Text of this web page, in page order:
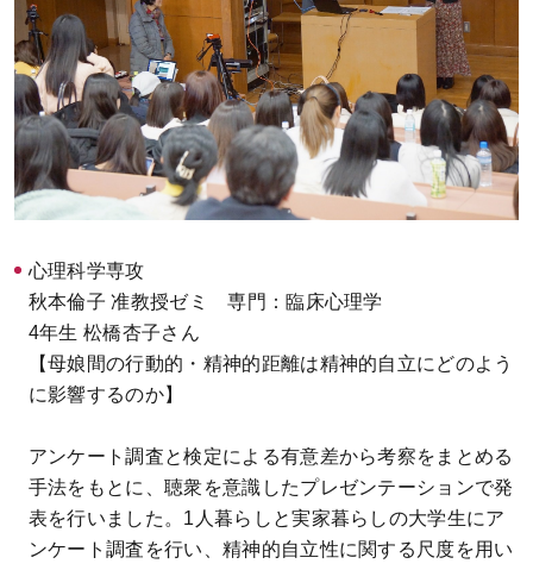
心理科学専攻
秋本倫子 准教授ゼミ 専門：臨床心理学
4年生 松橋杏子さん
【母娘間の行動的・精神的距離は精神的自立にどのよう
に影響するのか】
アンケート調査と検定による有意差から考察をまとめる
手法をもとに、聴衆を意識したプレゼンテーションで発
表を行いました。1人暮らしと実家暮らしの大学生にア
ンケート調査を行い、精神的自立性に関する尺度を用い